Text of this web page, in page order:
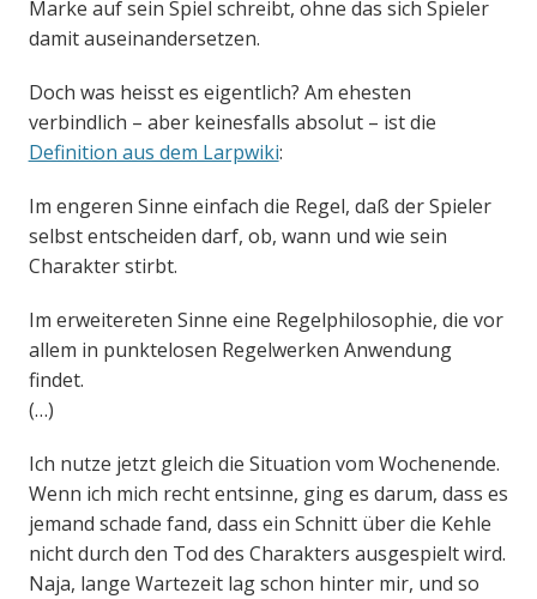
Marke auf sein Spiel schreibt, ohne das sich Spieler
damit auseinandersetzen.
Doch was heisst es eigentlich? Am ehesten
verbindlich – aber keinesfalls absolut – ist die
Definition aus dem Larpwiki:
Im engeren Sinne einfach die Regel, daß der Spieler
selbst entscheiden darf, ob, wann und wie sein
Charakter stirbt.
Im erweitereten Sinne eine Regelphilosophie, die vor
allem in punktelosen Regelwerken Anwendung
findet.
(…)
Ich nutze jetzt gleich die Situation vom Wochenende.
Wenn ich mich recht entsinne, ging es darum, dass es
jemand schade fand, dass ein Schnitt über die Kehle
nicht durch den Tod des Charakters ausgespielt wird.
Naja, lange Wartezeit lag schon hinter mir, und so